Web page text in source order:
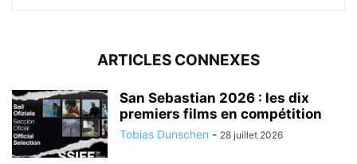
ARTICLES CONNEXES
San Sebastian 2026 : les dix
premiers films en compétition
Tobias Dunschen - 28 juillet 2026